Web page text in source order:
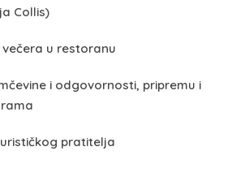
Collis)
u restoranu
i odgovornosti, pripremu i
pratitelja